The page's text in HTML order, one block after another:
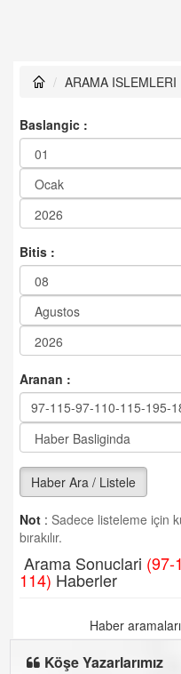
ARAMA ISLEMLERI
Baslangic :
Bitis :
Aranan :
Haber Ara / Listele
Not : Sadece listeleme için
bırakılır.
Arama Sonuclari (97-
114) Haberler
Haber
Köşe Yazarlarımız